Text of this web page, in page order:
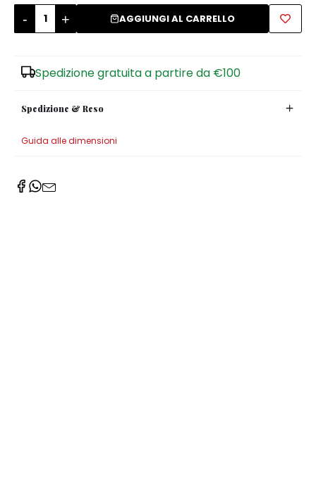
- + AGGIUNGI AL CARRELLO
Spedizione gratuita a partire da €100
Spedizione & Reso
Guida alle dimensioni
Zuccheriere